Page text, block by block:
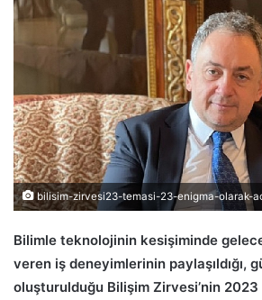
bilisim-zirvesi23-temasi-23-enigma-olarak-
Bilimle teknolojinin kesişiminde
veren iş deneyimlerinin paylaşıldığı,
oluşturulduğu Bilişim Zirvesi’nin 2023